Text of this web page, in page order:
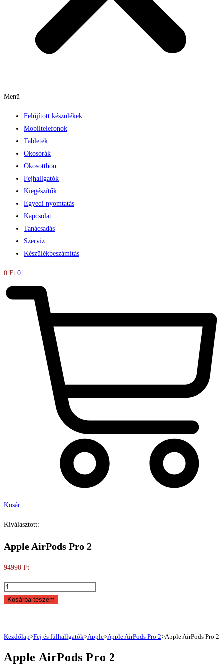
Menü
Felújított készülékek
Mobiltelefonok
Tabletek
Okosórák
Okosotthon
Fejhallgatók
Kiegészítők
Egyedi nyomtatás
Kapcsolat
Tanácsadás
Szerviz
Készülékbeszámítás
0 Ft 0
Kosár
Kiválasztott:
Apple AirPods Pro 2
94990 Ft
Apple
AirPods
mennyiség
Kosárba teszem
Kezdőlap>Fej és fülhallgatók>Apple>Apple AirPods Pro 2>Apple AirPods Pro 2
Apple AirPods Pro 2